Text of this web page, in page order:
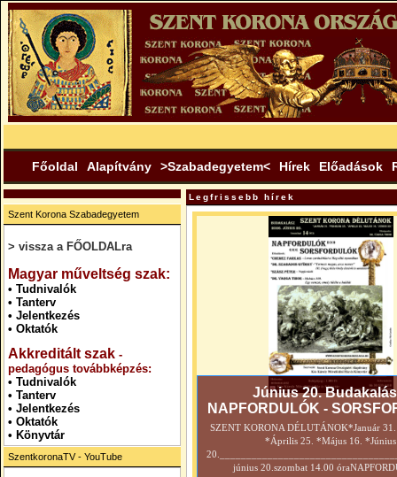
Főoldal Alapítvány >Szabadegyetem< Hírek Előadások
Szent Korona Szabadegyetem
> vissza a FŐOLDALra
Magyar műveltség szak:
• Tudnivalók
• Tanterv
• Jelentkezés
• Oktatók
Akkreditált szak -
pedagógus továbbképzés:
• Tudnivalók
• Tanterv
• Jelentkezés
• Oktatók
• Könyvtár
SzentkoronaTV - YouTube
Legfrissebb hírek
Június 20.
NAPFORDULÓK -
SZENT KORONA DÉLUTÁNOK*Január
*Április 25. *Május 16. *Június
június 20.szombat 14.00